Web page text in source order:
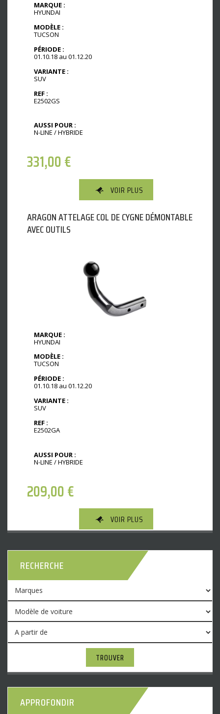
MARQUE :
HYUNDAI
MODÈLE :
TUCSON
PÉRIODE :
01.10.18 au 01.12.20
VARIANTE :
SUV
REF :
E2502GS
AUSSI POUR :
N-LINE / HYBRIDE
331,00€
VOIR PLUS
ARAGON ATTELAGE COL DE CYGNE DÉMONTABLE
AVEC OUTILS
MARQUE :
HYUNDAI
MODÈLE :
TUCSON
PÉRIODE :
01.10.18 au 01.12.20
VARIANTE :
SUV
REF :
E2502GA
AUSSI POUR :
N-LINE / HYBRIDE
209,00€
VOIR PLUS
RECHERCHE
TROUVER
APPROFONDIR